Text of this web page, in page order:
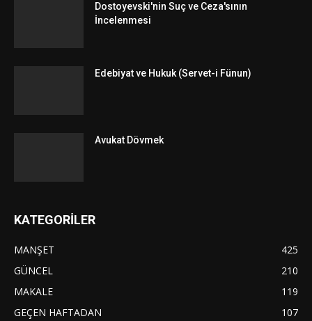
Dostoyevski'nin Suç ve Ceza'sının
İncelenmesi
Edebiyat ve Hukuk (Servet-i Fünun)
Avukat Dövmek
KATEGORİLER
MANŞET
425
GÜNCEL
210
MAKALE
119
GEÇEN HAFTADAN
107